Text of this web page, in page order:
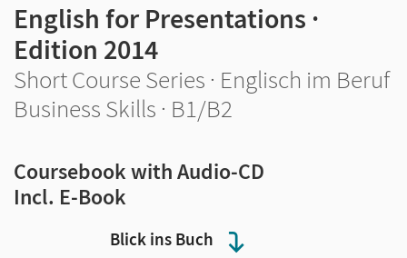
Blick ins Buch
English for Presentations ·
Edition 2014
Short Course Series · Englisch im Beruf
Business Skills · B1/B2
Coursebook with Audio-CD
Incl. E-Book